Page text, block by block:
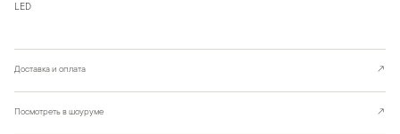
LED
Доставка и оплата ↗
Посмотреть в шоуруме ↗